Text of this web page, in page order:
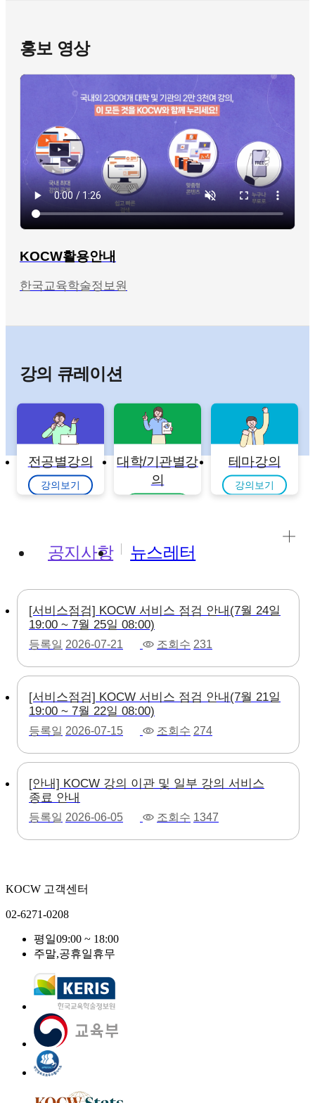
홍보 영상
KOCW활용안내
한국교육학술정보원
강의 큐레이션
전공별강의
강의보기
대학/기관별강
의
테마강의
강의보기
공지사항 뉴스레터
[서비스점검] KOCW 서비스 점검 안내(7월 24일
19:00 ~ 7월 25일 08:00)
등록일 2026-07-21 조회수 231
[서비스점검] KOCW 서비스 점검 안내(7월 21일
19:00 ~ 7월 22일 08:00)
등록일 2026-07-15 조회수 274
[안내] KOCW 강의 이관 및 일부 강의 서비스
종료 안내
등록일 2026-06-05 조회수 1347
KOCW 고객센터
02-6271-0208
평일09:00 ~ 18:00
주말,공휴일휴무